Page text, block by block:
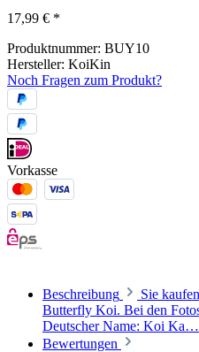
17,99 € *
Produktnummer: BUY10
Hersteller: KoiKin
Noch Fragen zum Produkt?
Vorkasse
Beschreibung
Sie
Butterfly Koi. Bei den
Deutscher Name: Koi Ka…
Bewertungen